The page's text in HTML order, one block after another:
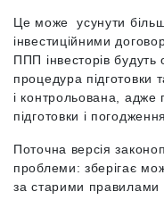
Це може усунути
інвестиційними
ППП інвесторів
процедура підготовки
і контрольована, адже
підготовки і
Поточна версія
проблеми: зберігає
за старими правилами